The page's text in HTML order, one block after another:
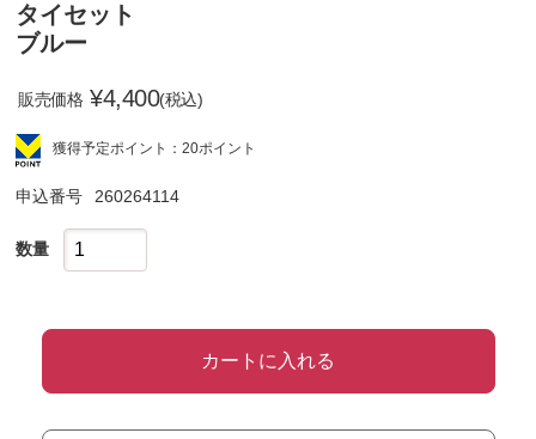
タイセット
ブルー
販売価格 ¥4,400(税込)
獲得予定ポイント：20ポイント
申込番号 260264114
数量
カートに入れる